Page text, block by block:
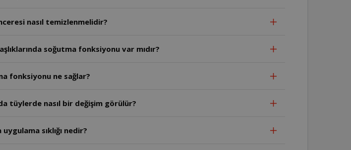
nasıl temizlenmelidir?
soğutma fonksiyonu var mıdır?
fonksiyonu ne sağlar?
tüylerde nasıl bir değişim görülür?
sıklığı nedir?